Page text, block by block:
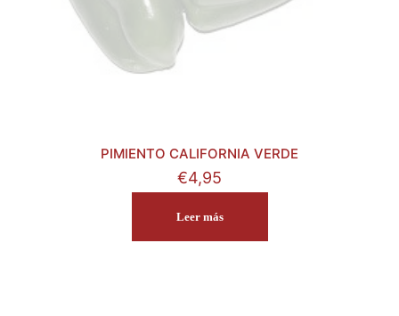
PIMIENTO CALIFORNIA VERDE
€4,95
Leer más